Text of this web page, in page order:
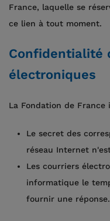
France, laquelle se
ce lien à tout moment.
Confidentialité
électroniques
La Fondation de
Le secret des
réseau Internet
Les courriers
informatique le
fournir une réponse.